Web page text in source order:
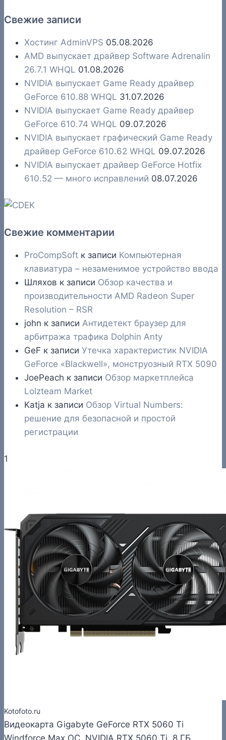
Свежие записи
Хостинг AdminVPS 05.08.2026
AMD выпускает драйвер Software Adrenalin
26.7.1 WHQL 01.08.2026
NVIDIA выпускает Game Ready драйвер
GeForce 610.88 WHQL 31.07.2026
NVIDIA выпускает Game Ready драйвер
GeForce 610.74 WHQL 09.07.2026
NVIDIA выпускает графический Game Ready
драйвер GeForce 610.62 WHQL 09.07.2026
NVIDIA выпускает драйвер GeForce Hotfix
610.52 — много исправлений 08.07.2026
Свежие комментарии
ProCompSoft к записи Компьютерная
клавиатура – незаменимое устройство ввода
Шляхов к записи Обзор качества и
производительности AMD Radeon Super
Resolution – RSR
john к записи Антидетект браузер для
арбитража трафика Dolphin Anty
GeF к записи Утечка характеристик NVIDIA
GeForce «Blackwell», монструозный RTX 5090
JoePeach к записи Обзор маркетплейса
Lolzteam Market
Katja к записи Обзор Virtual Numbers:
решение для безопасной и простой
регистрации
1
Kotofoto.ru
Видеокарта Gigabyte GeForce RTX 5060 Ti
Windforce Max OC, NVIDIA RTX 5060 Ti, 8 ГБ